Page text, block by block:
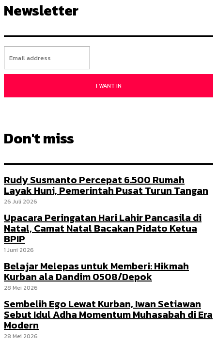
Newsletter
I WANT IN
Don't miss
Rudy Susmanto Percepat 6.500 Rumah
Layak Huni, Pemerintah Pusat Turun Tangan
26 Juli 2026
Upacara Peringatan Hari Lahir Pancasila di
Natal, Camat Natal Bacakan Pidato Ketua
BPIP
1 Juni 2026
Belajar Melepas untuk Memberi: Hikmah
Kurban ala Dandim 0508/Depok
28 Mei 2026
Sembelih Ego Lewat Kurban, Iwan Setiawan
Sebut Idul Adha Momentum Muhasabah di Era
Modern
28 Mei 2026